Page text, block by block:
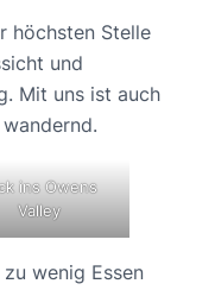
höchsten Stelle
und
Mit uns ist auch
ins Owens
Valley
wenig Essen